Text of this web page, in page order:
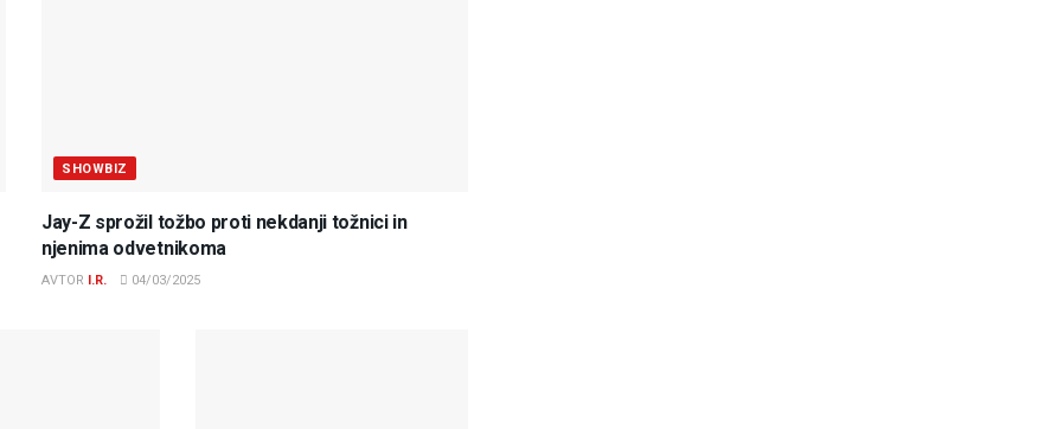
SHOWBIZ
Jay-Z sprožil tožbo proti nekdanji tožnici in
njenima odvetnikoma
AVTOR I.R. 04/03/2025